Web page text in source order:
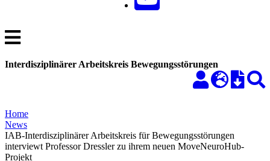
Interdisziplinärer Arbeitskreis Bewegungsstörungen
Home
News
IAB-Interdisziplinärer Arbeitskreis für Bewegungsstörungen
interviewt Professor Dressler zu ihrem neuen MoveNeuroHub-
Projekt